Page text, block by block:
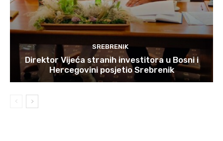
SREBRENIK
Direktor Vijeća stranih investitora u Bosni i
Hercegovini posjetio Srebrenik